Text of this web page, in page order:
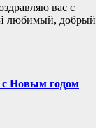
вас с
любимый, добрый
с Новым годом